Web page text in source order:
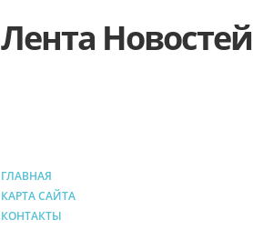
Лента Новостей
ГЛАВНАЯ
КАРТА САЙТА
КОНТАКТЫ